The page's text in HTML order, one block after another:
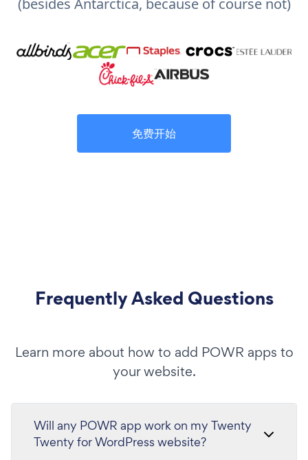
免费开始
Frequently Asked Questions
Learn more about how to add POWR apps to
your website.
Will any POWR app work on my Twenty
Twenty for WordPress website?